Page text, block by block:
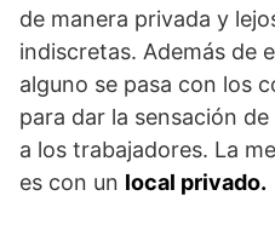
de manera privada y
indiscretas. Además de
alguno se pasa con los
para dar la sensación
a los trabajadores. La
es con un local privado.